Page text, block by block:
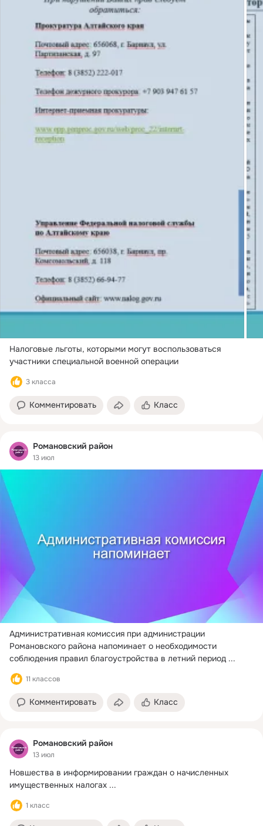
Налоговые льготы, которыми могут воспользоваться
участники специальной военной операции
3 класса
Комментировать Класс
Романовский район
13 июл
Административная комиссия при администрации
Романовского района напоминает о необходимости
соблюдения правил благоустройства в летний период ...
11 классов
Комментировать Класс
Романовский район
13 июл
Новшества в информировании граждан о начисленных
имущественных налогах ...
1 класс